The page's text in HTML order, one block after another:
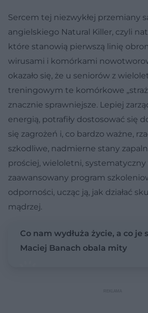
Sercem tej niezwykłej przemiany
angielskiego Natural Killer, czyli
które stanowią pierwszą linię
wirusami i komórkami
okazało się, że u seniorów z
treningowym te komórkowe
znacznie sprawniejsze. Lepiej
energią, potrafiły dostosować się
się zagrożeń i, co bardzo ważne,
szkodliwe, nadmierne stany
prościej, wieloletni, systematyczny
zaawansowany program
odporności, ucząc ją, jak działać
mądrzej.
Co nam wydłuża życie, a co je
Maciej Banach obala mity